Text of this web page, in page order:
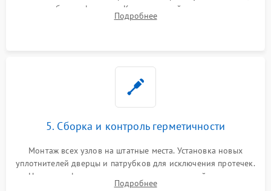
патрубках и фильтрах. Компонентный ремонт платы
управления, восстановление поврежденной проводки.
Подробнее
5. Сборка и контроль герметичности
Монтаж всех узлов на штатные места. Установка новых
уплотнителей дверцы и патрубков для исключения протечек.
Надежная фиксация хомутов гидравлической системы,
Подробнее